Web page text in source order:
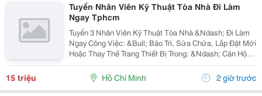
Tuyển Nhân Viên Kỹ Thuật Tòa Nhà Đi Làm
Ngay Tphcm
Tuyển 3 Nhân Viên Kỹ Thuật Tòa Nhà &Ndash; Đi Làm
Ngay Công Việc: &Bull; Bảo Trì, Sửa Chữa, Lắp Đặt Mới
Hoặc Thay Thế Trang Thiết Bị Trong: &Ndash; Căn Hộ
Dịch Vụ &Ndash; Nhà Trọ, Chung Cư Mini &Bull; Kiểm
Tra Và Xử Lý Sự Cố Phát Sinh...
15 triệu Hồ Chí Minh 2 giờ trước